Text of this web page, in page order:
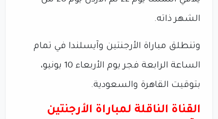
الشهر ذاته.
وتنطلق مباراة الأرجنتين وآيسلندا في تمام
الساعة الرابعة فجر يوم الأربعاء 10 يونيو،
بتوقيت القاهرة والسعودية.
القناة الناقلة لمباراة الأرجنتين